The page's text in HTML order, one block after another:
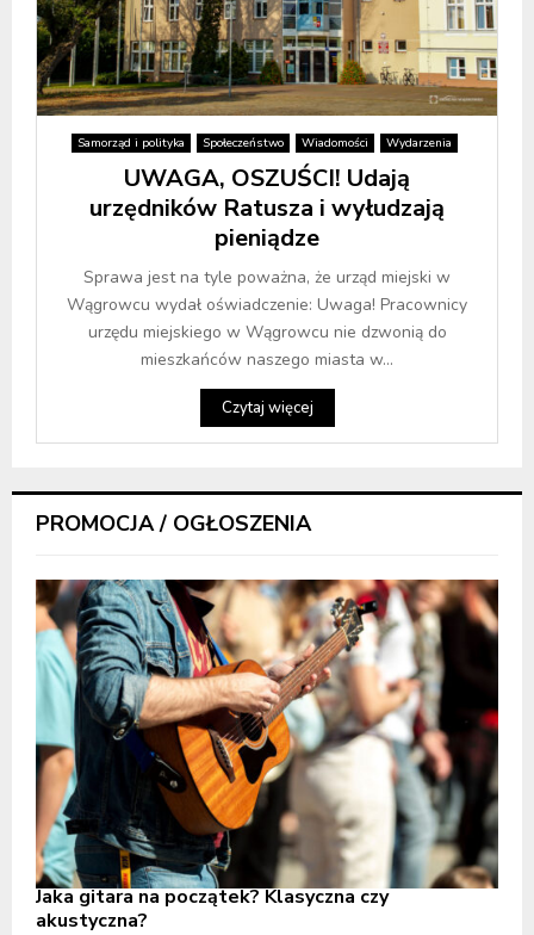
Samorząd i polityka Społeczeństwo Wiadomości Wydarzenia
UWAGA, OSZUŚCI! Udają
urzędników Ratusza i wyłudzają
pieniądze
Sprawa jest na tyle poważna, że urząd miejski w
Wągrowcu wydał oświadczenie: Uwaga! Pracownicy
urzędu miejskiego w Wągrowcu nie dzwonią do
mieszkańców naszego miasta w...
Czytaj więcej
PROMOCJA / OGŁOSZENIA
Jaka gitara na początek? Klasyczna czy
akustyczna?